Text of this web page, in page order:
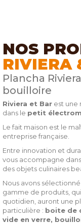
NOS
RIVIERA
Plancha
bouilloire
Riviera et Bar est une
dans le petit
Le fait maison est le
entreprise française.
Entre innovation et
vous accompagne
des objets culinaires
Nous avons
gamme de produits,
quotidien, auront une
particulière : boite de
vide en verre,